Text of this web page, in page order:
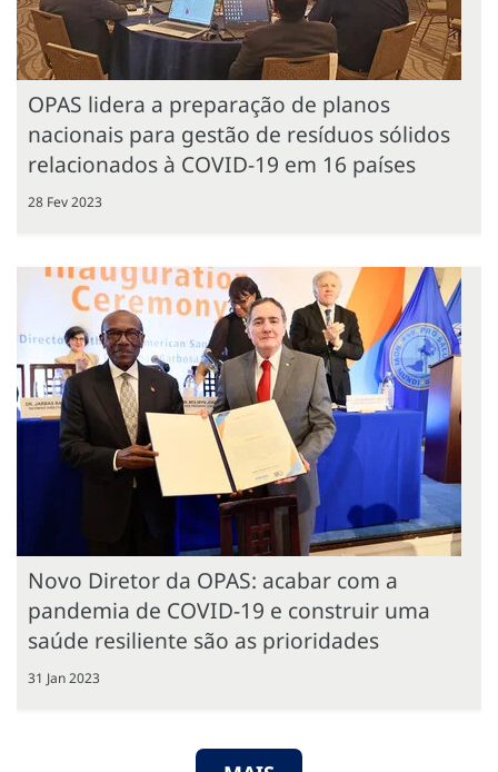
OPAS lidera a preparação de planos
nacionais para gestão de resíduos sólidos
relacionados à COVID-19 em 16 países
28 Fev 2023
Novo Diretor da OPAS: acabar com a
pandemia de COVID-19 e construir uma
saúde resiliente são as prioridades
31 Jan 2023